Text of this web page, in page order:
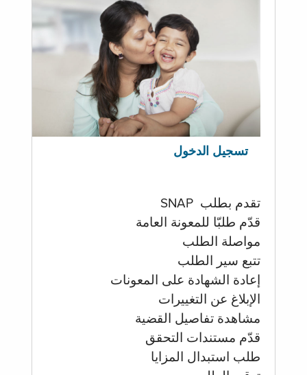
تسجيل الدخول
تقدم بطلب SNAP
قدّم طلبّا للمعونة العامة
مواصلة الطلب
تتبع سير الطلب
إعادة الشهادة على المعونات
الإبلاغ عن التغييرات
مشاهدة تفاصيل القضية
قدّم مستندات التحقق
طلب استبدال المزايا